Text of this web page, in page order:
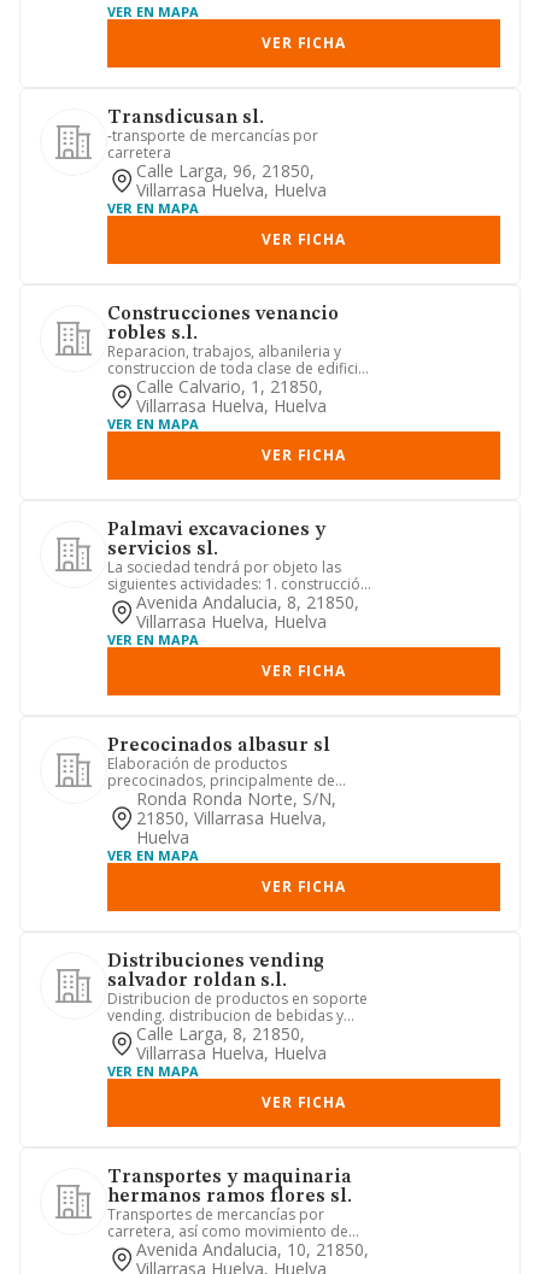
VER EN MAPA
VER FICHA
Transdicusan sl.
-transporte de mercancías por
carretera
Calle Larga, 96, 21850,
Villarrasa Huelva, Huelva
VER EN MAPA
VER FICHA
Construcciones venancio
robles s.l.
Reparacion, trabajos, albanileria y
construccion de toda clase de edificios
y viviendas, asi como l...
Calle Calvario, 1, 21850,
Villarrasa Huelva, Huelva
VER EN MAPA
VER FICHA
Palmavi excavaciones y
servicios sl.
La sociedad tendrá por objeto las
siguientes actividades: 1. construcción,
instalaciones y mantenim...
Avenida Andalucia, 8, 21850,
Villarrasa Huelva, Huelva
VER EN MAPA
VER FICHA
Precocinados albasur sl
Elaboración de productos
precocinados, principalmente de
pescado.
Ronda Ronda Norte, S/n,
21850, Villarrasa Huelva,
Huelva
VER EN MAPA
VER FICHA
Distribuciones vending
salvador roldan s.l.
Distribucion de productos en soporte
vending. distribucion de bebidas y
alimentos en general. alqui...
Calle Larga, 8, 21850,
Villarrasa Huelva, Huelva
VER EN MAPA
VER FICHA
Transportes y maquinaria
hermanos ramos flores sl.
Transportes de mercancías por
carretera, así como movimiento de
tierrasAvenida Andalucia, 10, 21850,
Villarrasa Huelva, Huelva